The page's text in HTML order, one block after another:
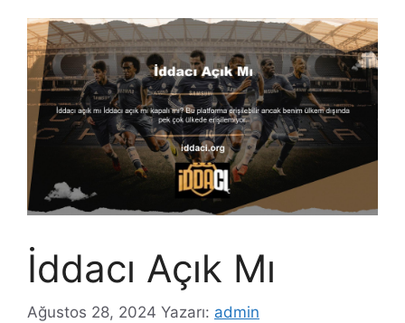
İddacı Açık Mı
Ağustos 28, 2024 Yazarı: admin